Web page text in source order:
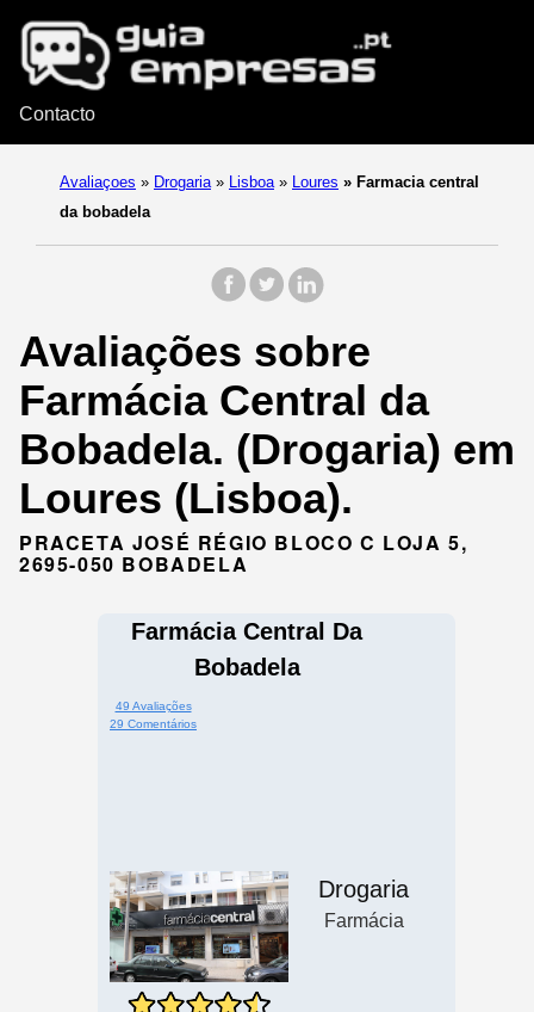
Contacto
Avaliaçoes » Drogaria » Lisboa » Loures » Farmacia central
da bobadela
Avaliações sobre
Farmácia Central da
Bobadela. (Drogaria) em
Loures (Lisboa).
PRACETA JOSÉ RÉGIO BLOCO C LOJA 5,
2695-050 BOBADELA
Farmácia Central Da
Bobadela
49 Avaliações
29 Comentários
Drogaria
Farmácia